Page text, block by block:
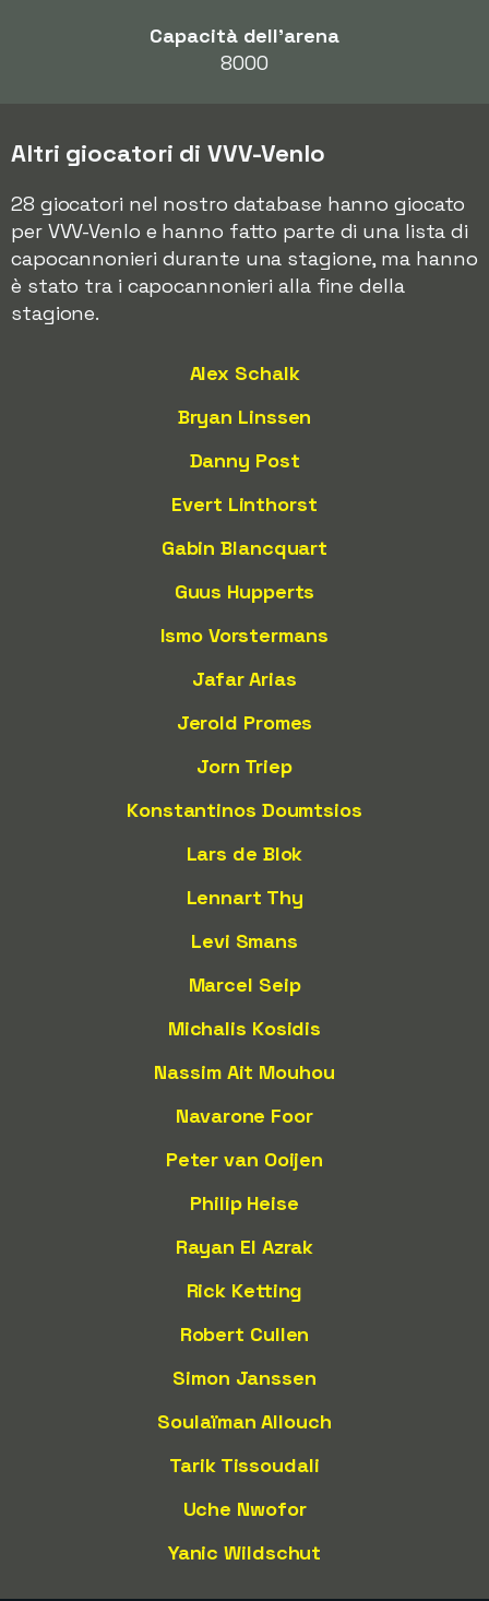
Capacità dell'arena
8000
Altri giocatori di VVV-Venlo
28 giocatori nel nostro database hanno giocato
per VVV-Venlo e hanno fatto parte di una lista di
capocannonieri durante una stagione, ma hanno
è stato tra i capocannonieri alla fine della
stagione.
Alex Schalk
Bryan Linssen
Danny Post
Evert Linthorst
Gabin Blancquart
Guus Hupperts
Ismo Vorstermans
Jafar Arias
Jerold Promes
Jorn Triep
Konstantinos Doumtsios
Lars de Blok
Lennart Thy
Levi Smans
Marcel Seip
Michalis Kosidis
Nassim Ait Mouhou
Navarone Foor
Peter van Ooijen
Philip Heise
Rayan El Azrak
Rick Ketting
Robert Cullen
Simon Janssen
Soulaïman Allouch
Tarik Tissoudali
Uche Nwofor
Yanic Wildschut